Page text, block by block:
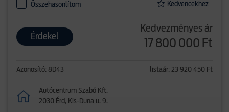
Összehasonlítom Kedvencekhez
Érdekel
Kedvezményes ár
17 800 000 Ft
Azonosító: 8D43 listaár: 23 920 450 Ft
Autócentrum Szabó Kft.
2030 Érd, Kis-Duna u. 9.